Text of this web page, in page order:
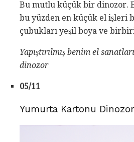
Bu mutlu küçük bir dinozor.
bu yüzden en küçük el işleri
çubukları yeşil boya ve
Yapıştırılmış benim el
dinozor
05/11
Yumurta Kartonu